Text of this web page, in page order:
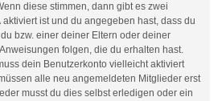
diese stimmen, dann gibt es zwei
aktiviert ist und du angegeben hast, dass du
bzw. einer deiner Eltern oder deiner
folgen, die du erhalten hast.
dein Benutzerkonto vielleicht aktiviert
alle neu angemeldeten Mitglieder erst
musst du dies selbst erledigen oder ein